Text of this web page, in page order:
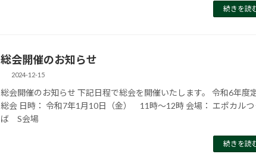
続きを読
総会開催のお知らせ
2024-12-15
総会開催のお知らせ 下記日程で総会を開催いたします。 令和6年度
総会 日時： 令和7年1月10日（金） 11時～12時 会場： エポカルつ
ば S会場
続きを読